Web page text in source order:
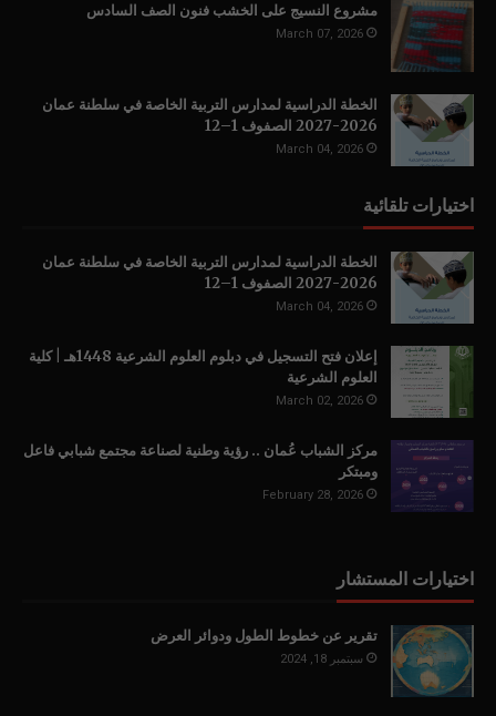
مشروع النسيج على الخشب فنون الصف السادس
March 07, 2026
الخطة الدراسية لمدارس التربية الخاصة في سلطنة عمان
2026-2027 الصفوف 1–12
March 04, 2026
اختيارات تلقائية
الخطة الدراسية لمدارس التربية الخاصة في سلطنة عمان
2026-2027 الصفوف 1–12
March 04, 2026
إعلان فتح التسجيل في دبلوم العلوم الشرعية 1448هـ | كلية
العلوم الشرعية
March 02, 2026
مركز الشباب عُمان .. رؤية وطنية لصناعة مجتمع شبابي فاعل
ومبتكر
February 28, 2026
اختيارات المستشار
تقرير عن خطوط الطول ودوائر العرض
سبتمبر 18, 2024